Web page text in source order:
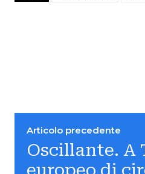
Articolo precedente
Oscillante. A
europeo di